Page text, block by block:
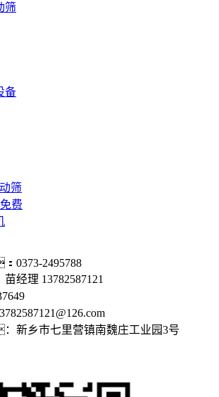
筛
备
筛
费
0373-2495788
经理 13782587121
乡市七里营镇南魏庄工业园3号